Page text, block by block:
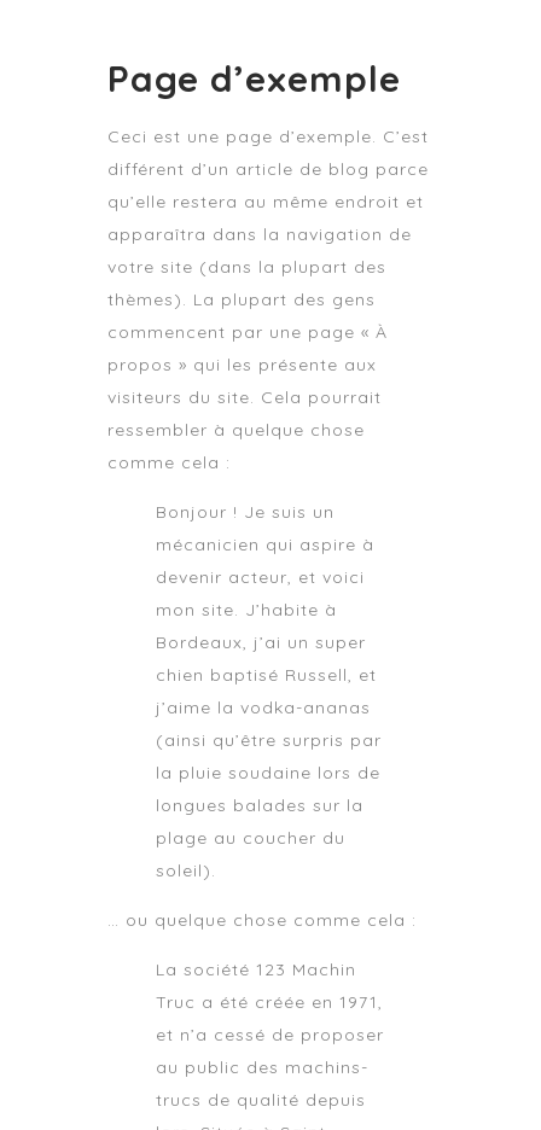
Page d’exemple
Ceci est une page d’exemple. C’est
différent d’un article de blog parce
qu’elle restera au même endroit et
apparaîtra dans la navigation de
votre site (dans la plupart des
thèmes). La plupart des gens
commencent par une page « À
propos » qui les présente aux
visiteurs du site. Cela pourrait
ressembler à quelque chose
comme cela :
Bonjour ! Je suis un
mécanicien qui aspire à
devenir acteur, et voici
mon site. J’habite à
Bordeaux, j’ai un super
chien baptisé Russell, et
j’aime la vodka-ananas
(ainsi qu’être surpris par
la pluie soudaine lors de
longues balades sur la
plage au coucher du
soleil).
… ou quelque chose comme cela :
La société 123 Machin
Truc a été créée en 1971,
et n’a cessé de proposer
au public des machins-
trucs de qualité depuis